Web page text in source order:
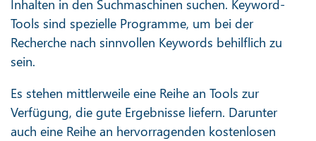
Inhalten in den Suchmaschinen suchen. Keyword-
Tools sind spezielle Programme, um bei der
Recherche nach sinnvollen Keywords behilflich zu
sein.
Es stehen mittlerweile eine Reihe an Tools zur
Verfügung, die gute Ergebnisse liefern. Darunter
auch eine Reihe an hervorragenden kostenlosen